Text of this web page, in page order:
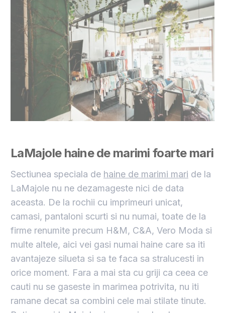
LaMajole haine de marimi foarte mari
Sectiunea speciala de haine de marimi mari de la
LaMajole nu ne dezamageste nici de data
aceasta. De la rochii cu imprimeuri unicat,
camasi, pantaloni scurti si nu numai, toate de la
firme renumite precum H&M, C&A, Vero Moda si
multe altele, aici vei gasi numai haine care sa iti
avantajeze silueta si sa te faca sa stralucesti in
orice moment. Fara a mai sta cu griji ca ceea ce
cauti nu se gaseste in marimea potrivita, nu iti
ramane decat sa combini cele mai stilate tinute.